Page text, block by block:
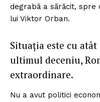
degrabă a sărăcit, spre
lui Viktor Orban.
Situația este cu
ultimul deceniu,
extraordinare.
Nu a avut politici